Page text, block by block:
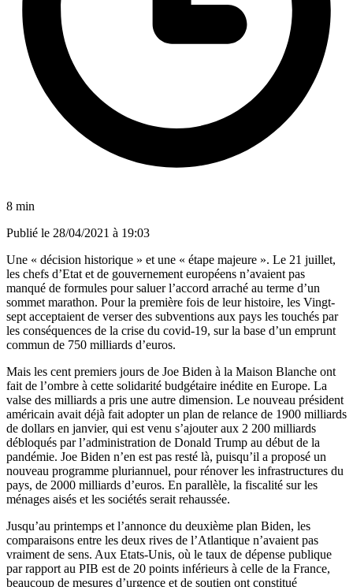
8 min
Publié le 28/04/2021 à 19:03
Une « décision historique » et une « étape majeure ». Le 21 juillet,
les chefs d’Etat et de gouvernement européens n’avaient pas
manqué de formules pour saluer l’accord arraché au terme d’un
sommet marathon. Pour la première fois de leur histoire, les Vingt-
sept acceptaient de verser des subventions aux pays les touchés par
les conséquences de la crise du covid-19, sur la base d’un emprunt
commun de 750 milliards d’euros.
Mais les cent premiers jours de Joe Biden à la Maison Blanche ont
fait de l’ombre à cette solidarité budgétaire inédite en Europe. La
valse des milliards a pris une autre dimension. Le nouveau président
américain avait déjà fait adopter un plan de relance de 1900 milliards
de dollars en janvier, qui est venu s’ajouter aux 2 200 milliards
débloqués par l’administration de Donald Trump au début de la
pandémie. Joe Biden n’en est pas resté là, puisqu’il a proposé un
nouveau programme pluriannuel, pour rénover les infrastructures du
pays, de 2000 milliards d’euros. En parallèle, la fiscalité sur les
ménages aisés et les sociétés serait rehaussée.
Jusqu’au printemps et l’annonce du deuxième plan Biden, les
comparaisons entre les deux rives de l’Atlantique n’avaient pas
vraiment de sens. Aux Etats-Unis, où le taux de dépense publique
par rapport au PIB est de 20 points inférieurs à celle de la France,
beaucoup de mesures d’urgence et de soutien ont constitué